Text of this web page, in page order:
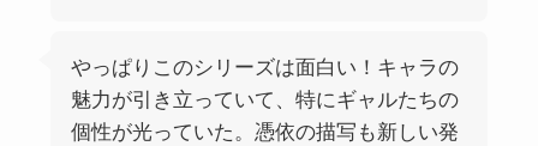
やっぱりこのシリーズは面白い！キャラの
魅力が引き立っていて、特にギャルたちの
個性が光っていた。憑依の描写も新しい発